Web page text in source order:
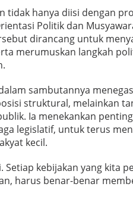
tidak hanya diisi dengan
Politik dan
dirancang untuk
merumuskan langkah
sambutannya
struktural, melainkan
Ia menekankan
legislatif, untuk terus
kecil.
Setiap kebijakan yang kita
harus benar-benar